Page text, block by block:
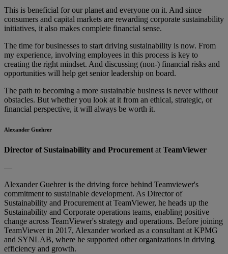
This is beneficial for our planet and everyone on it. And since
consumers and capital markets are rewarding corporate sustainability
initiatives, it also makes complete financial sense.
The time for businesses to start driving sustainability is now. From
my experience, involving employees in this process is key to
creating the right mindset. And discussing (non-) financial risks and
opportunities will help get senior leadership on board.
The path to becoming a more sustainable business is never without
obstacles. But whether you look at it from an ethical, strategic, or
financial perspective, it will always be worth it.
Alexander Guehrer
Director of Sustainability and Procurement at TeamViewer
—
Alexander Guehrer is the driving force behind Teamviewer's
commitment to sustainable development. As Director of
Sustainability and Procurement at TeamViewer, he heads up the
Sustainability and Corporate operations teams, enabling positive
change across TeamViewer's strategy and operations. Before joining
TeamViewer in 2017, Alexander worked as a consultant at KPMG
and SYNLAB, where he supported other organizations in driving
efficiency and growth.